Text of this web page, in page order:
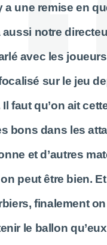
a une remise en
aussi notre
avec les
sur le jeu
faut qu’on ait
bons dans les
et d’autres
peut être bien.
finalement
le ballon